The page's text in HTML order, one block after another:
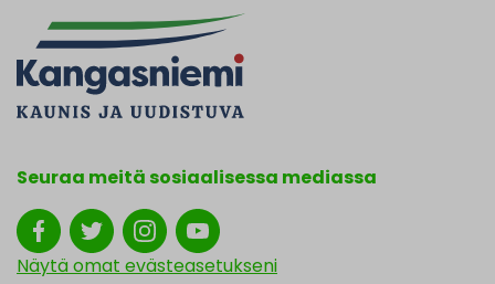
Seuraa meitä sosiaalisessa mediassa
Näytä omat evästeasetukseni